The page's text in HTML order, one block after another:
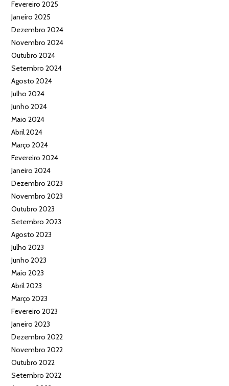
Fevereiro 2025
Janeiro 2025
Dezembro 2024
Novembro 2024
Outubro 2024
Setembro 2024
Agosto 2024
Julho 2024
Junho 2024
Maio 2024
Abril 2024
Março 2024
Fevereiro 2024
Janeiro 2024
Dezembro 2023
Novembro 2023
Outubro 2023
Setembro 2023
Agosto 2023
Julho 2023
Junho 2023
Maio 2023
Abril 2023
Março 2023
Fevereiro 2023
Janeiro 2023
Dezembro 2022
Novembro 2022
Outubro 2022
Setembro 2022